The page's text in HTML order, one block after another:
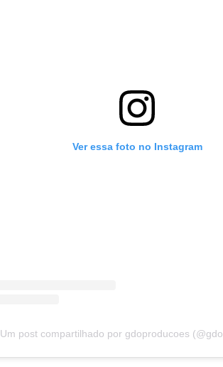
Ver essa foto no Instagram
Um post compartilhado por gdoproducoes